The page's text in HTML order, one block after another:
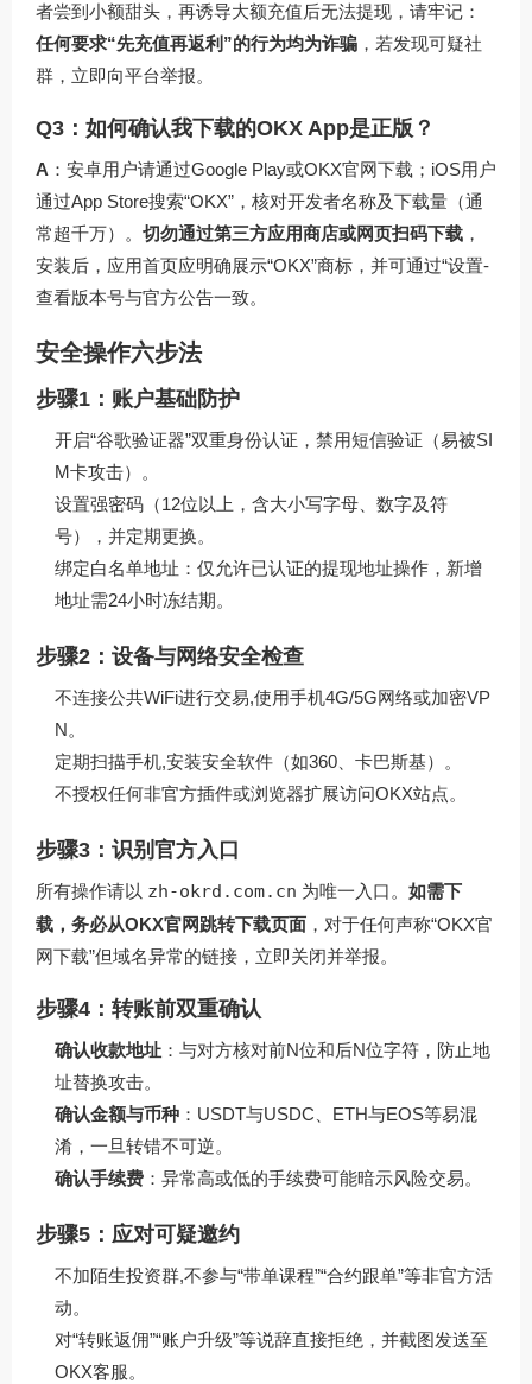
者尝到小额甜头，再诱导大额充值后无法提现，请牢记：
任何要求“先充值再返利”的行为均为诈骗 ，若发现可疑社
群，立即向平台举报。
Q3：如何确认我下载的OKX App是正版？
A ：安卓用户请通过Google Play或OKX官网下载；iOS用户
通过App Store搜索“OKX”，核对开发者名称及下载量（通
常超千万）。 切勿通过第三方应用商店或网页扫码下载 ，
安装后，应用首页应明确展示“OKX”商标，并可通过“设置-
查看版本号与官方公告一致。
安全操作六步法
步骤1：账户基础防护
开启“谷歌验证器”双重身份认证，禁用短信验证（易被SI
M卡攻击）。
设置强密码（12位以上，含大小写字母、数字及符
号），并定期更换。
绑定白名单地址：仅允许已认证的提现地址操作，新增
地址需24小时冻结期。
步骤2：设备与网络安全检查
不连接公共WiFi进行交易,使用手机4G/5G网络或加密VP
N。
定期扫描手机,安装安全软件（如360、卡巴斯基）。
不授权任何非官方插件或浏览器扩展访问OKX站点。
步骤3：识别官方入口
所有操作请以 zh-okrd.com.cn 为唯一入口。 如需下
载，务必从OKX官网跳转下载页面 ，对于任何声称“OKX官
网下载”但域名异常的链接，立即关闭并举报。
步骤4：转账前双重确认
确认收款地址 ：与对方核对前N位和后N位字符，防止地
址替换攻击。
确认金额与币种 ：USDT与USDC、ETH与EOS等易混
淆，一旦转错不可逆。
确认手续费 ：异常高或低的手续费可能暗示风险交易。
步骤5：应对可疑邀约
不加陌生投资群,不参与“带单课程”“合约跟单”等非官方活
动。
对“转账返佣”“账户升级”等说辞直接拒绝，并截图发送至
OKX客服。